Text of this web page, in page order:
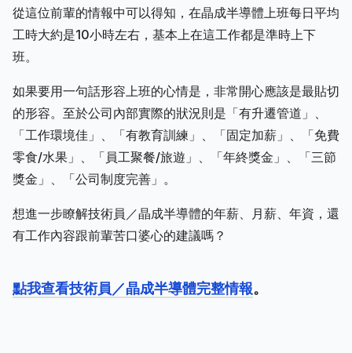
從這位前輩的情報中可以得知，在晶成半導體上班每日平均
工時大約是10小時左右，基本上在這工作都是準時上下
班。
如果要用一句話形容上班的心情是，非常開心應該是最貼切
的形容。至於公司內部實際的狀況則是「有升遷管道」、
「工作環境佳」、「有教育訓練」、「固定加薪」、「免費
零食/水果」、「員工聚餐/旅遊」、「年終獎金」、「三節
獎金」、「公司制度完善」。
想進一步瞭解技術員／晶成半導體的年薪、月薪、年資，還
有工作內容跟前輩苦口婆心的建議嗎？
點我查看技術員／晶成半導體完整情報。